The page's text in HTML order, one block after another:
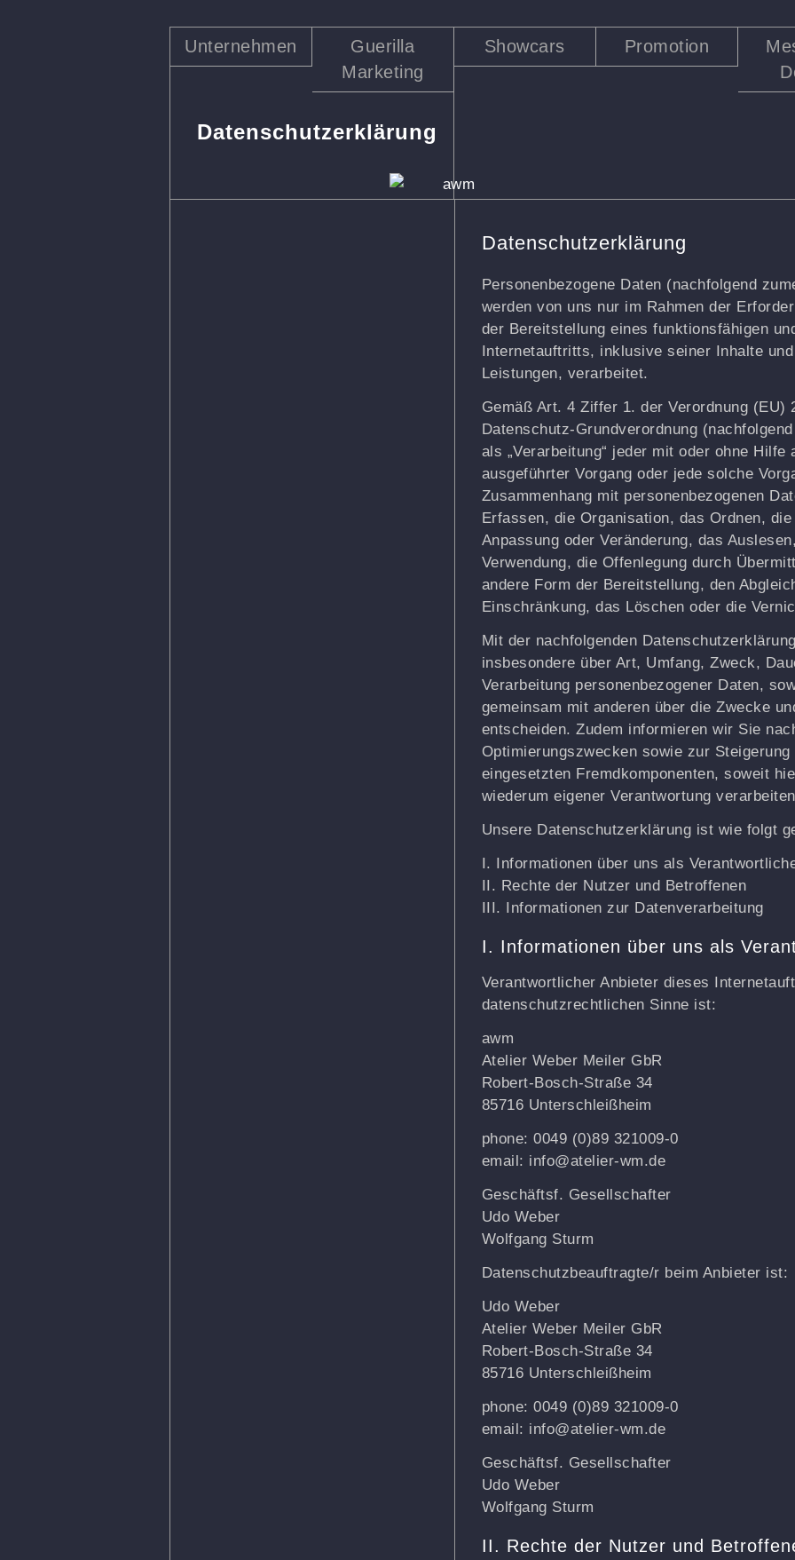
Unternehmen
Guerilla
Marketing
Showcars Promotion
Datenschutzerklärung
Datenschutzerklärung
Personenbezogene Daten (nachfolgend
werden von uns nur im Rahmen der
der Bereitstellung eines funktionsfähigen
Internetauftritts, inklusive seiner Inhalte
Leistungen, verarbeitet.
Gemäß Art. 4 Ziffer 1. der Verordnung (EU)
Datenschutz-Grundverordnung
als „Verarbeitung“ jeder mit oder ohne Hilfe
ausgeführter Vorgang oder jede solche
Zusammenhang mit personenbezogenen
Erfassen, die Organisation, das Ordnen,
Anpassung oder Veränderung, das
Verwendung, die Offenlegung durch
andere Form der Bereitstellung, den
Einschränkung, das Löschen oder die
Mit der nachfolgenden
insbesondere über Art, Umfang, Zweck,
Verarbeitung personenbezogener Daten,
gemeinsam mit anderen über die Zwecke
entscheiden. Zudem informieren wir Sie
Optimierungszwecken sowie zur
eingesetzten Fremdkomponenten, soweit
wiederum eigener Verantwortung
Unsere Datenschutzerklärung ist wie folgt
I. Informationen über uns als
II. Rechte der Nutzer und Betroffenen
III. Informationen zur Datenverarbeitung
I. Informationen über uns als
Verantwortlicher Anbieter dieses
datenschutzrechtlichen Sinne ist:
awm
Atelier Weber Meiler GbR
Robert-Bosch-Straße 34
85716 Unterschleißheim
phone: 0049 (0)89 321009-0
email: info@atelier-wm.de
Geschäftsf. Gesellschafter
Udo Weber
Wolfgang Sturm
Datenschutzbeauftragte/r beim Anbieter ist:
Udo Weber
Atelier Weber Meiler GbR
Robert-Bosch-Straße 34
85716 Unterschleißheim
phone: 0049 (0)89 321009-0
email: info@atelier-wm.de
Geschäftsf. Gesellschafter
Udo Weber
Wolfgang Sturm
II. Rechte der Nutzer und